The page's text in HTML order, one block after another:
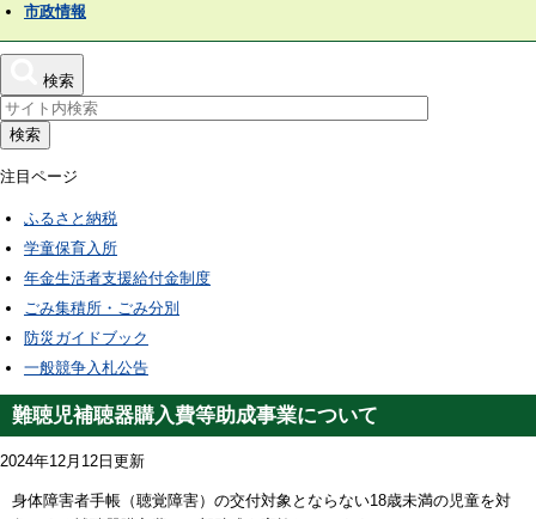
市政情報
検索
検索
注目ページ
ふるさと納税
学童保育入所
年金生活者支援給付金制度
ごみ集積所・ごみ分別
防災ガイドブック
一般競争入札公告
難聴児補聴器購入費等助成事業について
2024年12月12日更新
身体障害者手帳（聴覚障害）の交付対象とならない18歳未満の児童を対